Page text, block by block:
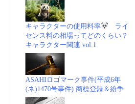
キャラクターの使用料率
ライ
センス料の相場ってどのくらい？
キャラクター関連 vol.1
ASAHIロゴマーク事件(平成6年
(ネ)1470号事件) 商標登録＆紛争